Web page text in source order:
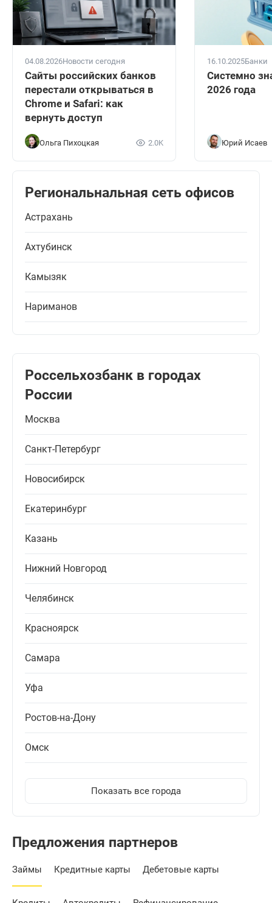
04.08.2026Новости сегодня
Сайты российских банков
перестали открываться в
Chrome и Safari: как
вернуть доступ
Ольга Пихоцкая 2.0K
16.10.2025Банки
Системно
2026 года
Юрий Исаев
Региональнальная сеть офисов
Астрахань
Ахтубинск
Камызяк
Нариманов
Россельхозбанк в городах
России
Москва
Санкт-Петербург
Новосибирск
Екатеринбург
Казань
Нижний Новгород
Челябинск
Красноярск
Самара
Уфа
Ростов-на-Дону
Омск
Показать все города
Предложения партнеров
Займы Кредитные карты Дебетовые карты